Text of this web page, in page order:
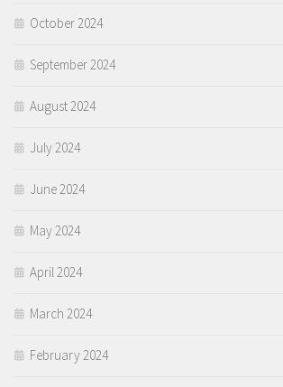
October 2024
September 2024
August 2024
July 2024
June 2024
May 2024
April 2024
March 2024
February 2024